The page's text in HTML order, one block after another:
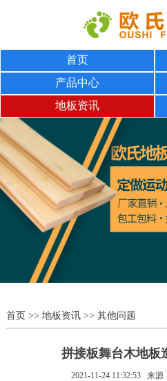
首页
产品中心
地板资讯
首页>> 地板资讯>> 其他问题
拼接板舞台木地板
2021-11-24 11:32:53 来源